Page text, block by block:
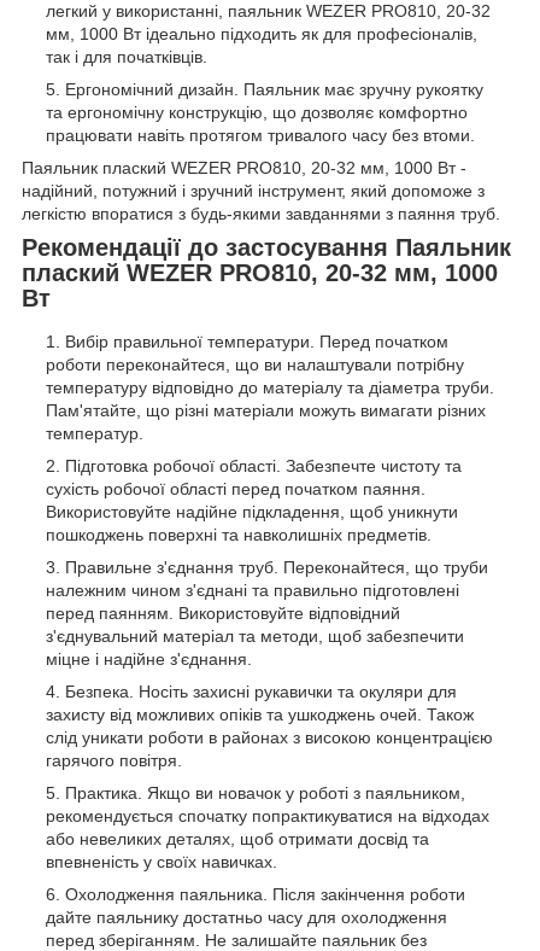
легкий у використанні, паяльник WEZER PRO810, 20-32
мм, 1000 Вт ідеально підходить як для професіоналів,
так і для початківців.
Ергономічний дизайн. Паяльник має зручну рукоятку
та ергономічну конструкцію, що дозволяє комфортно
працювати навіть протягом тривалого часу без втоми.
Паяльник плаский WEZER PRO810, 20-32 мм, 1000 Вт -
надійний, потужний і зручний інструмент, який допоможе з
легкістю впоратися з будь-якими завданнями з паяння труб.
Рекомендації до застосування Паяльник
плаский WEZER PRO810, 20-32 мм, 1000
Вт
Вибір правильної температури. Перед початком
роботи переконайтеся, що ви налаштували потрібну
температуру відповідно до матеріалу та діаметра труби.
Пам'ятайте, що різні матеріали можуть вимагати різних
температур.
Підготовка робочої області. Забезпечте чистоту та
сухість робочої області перед початком паяння.
Використовуйте надійне підкладення, щоб уникнути
пошкоджень поверхні та навколишніх предметів.
Правильне з'єднання труб. Переконайтеся, що труби
належним чином з'єднані та правильно підготовлені
перед паянням. Використовуйте відповідний
з'єднувальний матеріал та методи, щоб забезпечити
міцне і надійне з'єднання.
Безпека. Носіть захисні рукавички та окуляри для
захисту від можливих опіків та ушкоджень очей. Також
слід уникати роботи в районах з високою концентрацією
гарячого повітря.
Практика. Якщо ви новачок у роботі з паяльником,
рекомендується спочатку попрактикуватися на відходах
або невеликих деталях, щоб отримати досвід та
впевненість у своїх навичках.
Охолодження паяльника. Після закінчення роботи
дайте паяльнику достатньо часу для охолодження
перед зберіганням. Не залишайте паяльник без